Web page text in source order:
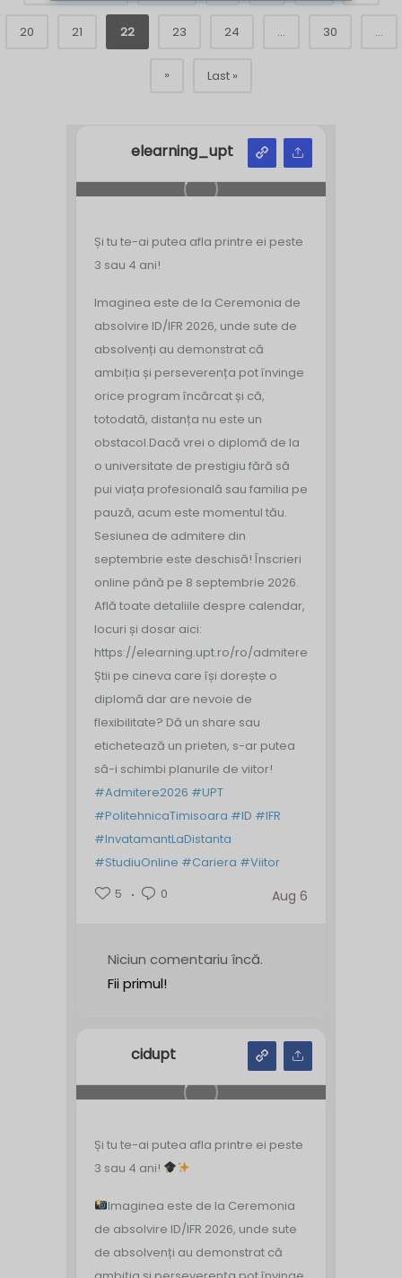
20 21 22 23 24 ... 30 ...
» Last »
elearning_upt
Și tu te-ai putea afla printre ei peste
3 sau 4 ani!
Imaginea este de la Ceremonia de
absolvire ID/IFR 2026, unde sute de
absolvenți au demonstrat că
ambiția și perseverența pot învinge
orice program încărcat și că,
totodată, distanța nu este un
obstacol.Dacă vrei o diplomă de la
o universitate de prestigiu fără să
pui viața profesională sau familia pe
pauză, acum este momentul tău.
Sesiunea de admitere din
septembrie este deschisă! Înscrieri
online până pe 8 septembrie 2026.
Află toate detaliile despre calendar,
locuri și dosar aici:
https://elearning.upt.ro/ro/admitere/
Știi pe cineva care își dorește o
diplomă dar are nevoie de
flexibilitate? Dă un share sau
etichetează un prieten, s-ar putea
să-i schimbi planurile de viitor!
#Admitere2026 #UPT
#PolitehnicaTimisoara #ID #IFR
#InvatamantLaDistanta
#StudiuOnline #Cariera #Viitor
5
0 Aug 6
Niciun comentariu încă.
Fii primul!
cidupt
Și tu te-ai putea afla printre ei peste
3 sau 4 ani!
Imaginea este de la Ceremonia
de absolvire ID/IFR 2026, unde sute
de absolvenți au demonstrat că